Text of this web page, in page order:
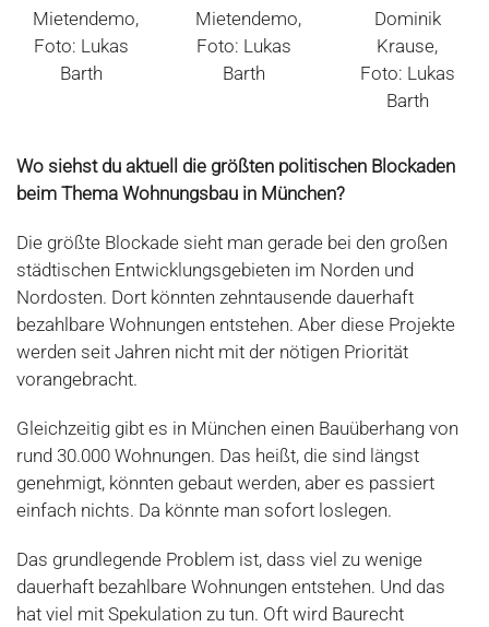
Mietendemo,
Foto: Lukas
Barth
Mietendemo,
Foto: Lukas
Barth
Dominik
Krause,
Foto: Lukas
Barth
Wo siehst du aktuell die größten politischen Blockaden
beim Thema Wohnungsbau in München?
Die größte Blockade sieht man gerade bei den großen
städtischen Entwicklungsgebieten im Norden und
Nordosten. Dort könnten zehntausende dauerhaft
bezahlbare Wohnungen entstehen. Aber diese Projekte
werden seit Jahren nicht mit der nötigen Priorität
vorangebracht.
Gleichzeitig gibt es in München einen Bauüberhang von
rund 30.000 Wohnungen. Das heißt, die sind längst
genehmigt, könnten gebaut werden, aber es passiert
einfach nichts. Da könnte man sofort loslegen.
Das grundlegende Problem ist, dass viel zu wenige
dauerhaft bezahlbare Wohnungen entstehen. Und das
hat viel mit Spekulation zu tun. Oft wird Baurecht